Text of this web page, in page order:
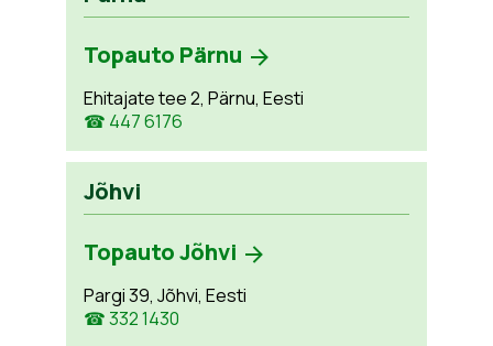
Topauto Pärnu
Ehitajate tee 2, Pärnu, Eesti
☎ 447 6176
Jõhvi
Topauto Jõhvi
Pargi 39, Jõhvi, Eesti
☎ 332 1430